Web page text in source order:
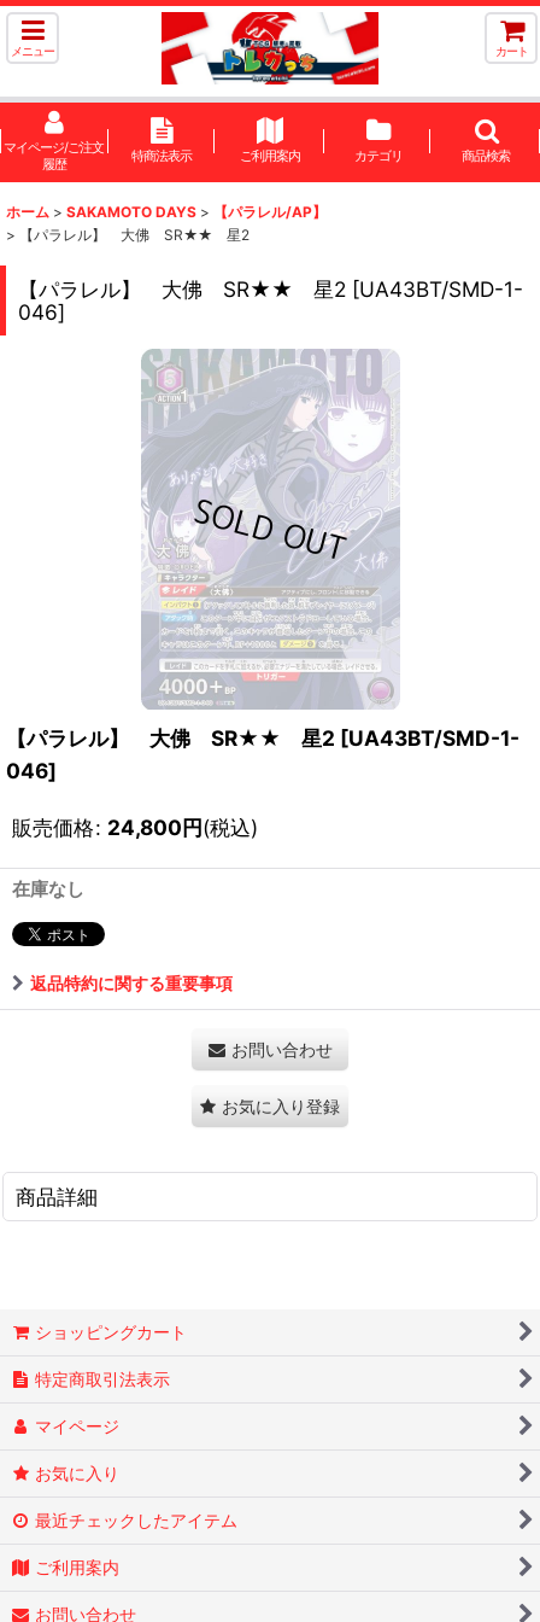
メニュー カート
マイページ/ご注文
履歴
特商法表示 ご利用案内 カテゴリ 商品検索
ホーム > SAKAMOTO DAYS >
【パラレル/AP】
>
【パラレル】 大佛 SR★★ 星2
【パラレル】 大佛 SR★★ 星2 [UA43BT/SMD-1-
046]
【パラレル】 大佛 SR★★ 星2 [UA43BT/SMD-1-
046]
販売価格: 24,800円(税込)
在庫なし
返品特約に関する重要事項
お問い合わせ
お気に入り登録
商品詳細
ショッピングカート
特定商取引法表示
マイページ
お気に入り
最近チェックしたアイテム
ご利用案内
お問い合わせ